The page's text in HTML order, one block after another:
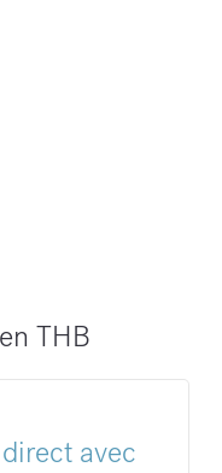
THB
avec